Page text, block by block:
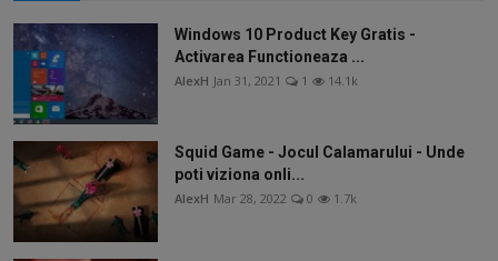
Windows 10 Product Key Gratis -
Activarea Functioneaza ...
AlexH Jan 31, 2021 1 14.1k
Squid Game - Jocul Calamarului - Unde
poti viziona onli...
AlexH Mar 28, 2022 0 1.7k